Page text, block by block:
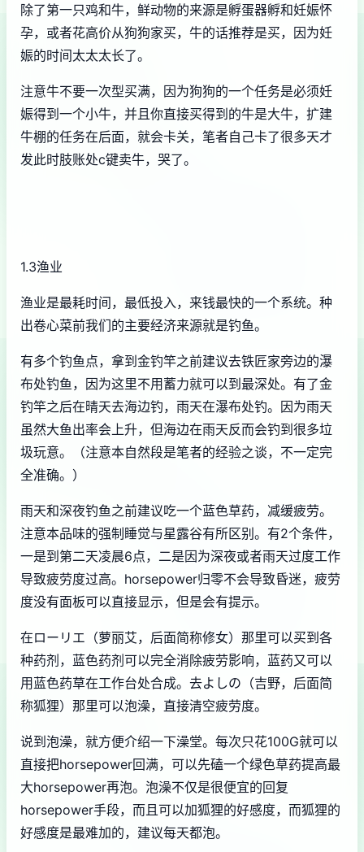
除了第一只鸡和牛，鲜动物的来源是孵蛋器孵和妊娠怀
孕，或者花高价从狗狗家买，牛的话推荐是买，因为妊
娠的时间太太太长了。
注意牛不要一次型买满，因为狗狗的一个任务是必须妊
娠得到一个小牛，并且你直接买得到的牛是大牛，扩建
牛棚的任务在后面，就会卡关，笔者自己卡了很多天才
发此时肢账处c键卖牛，哭了。
1.3渔业
渔业是最耗时间，最低投入，来钱最快的一个系统。种
出卷心菜前我们的主要经济来源就是钓鱼。
有多个钓鱼点，拿到金钓竿之前建议去铁匠家旁边的瀑
布处钓鱼，因为这里不用蓄力就可以到最深处。有了金
钓竿之后在晴天去海边钓，雨天在瀑布处钓。因为雨天
虽然大鱼出率会上升，但海边在雨天反而会钓到很多垃
圾玩意。（注意本自然段是笔者的经验之谈，不一定完
全准确。）
雨天和深夜钓鱼之前建议吃一个蓝色草药，减缓疲劳。
注意本品味的强制睡觉与星露谷有所区别。有2个条件，
一是到第二天凌晨6点，二是因为深夜或者雨天过度工作
导致疲劳度过高。horsepower归零不会导致昏迷，疲劳
度没有面板可以直接显示，但是会有提示。
在ローリエ（萝丽艾，后面简称修女）那里可以买到各
种药剂，蓝色药剂可以完全消除疲劳影响，蓝药又可以
用蓝色药草在工作台处合成。去よしの（吉野，后面简
称狐狸）那里可以泡澡，直接清空疲劳度。
说到泡澡，就方便介绍一下澡堂。每次只花100G就可以
直接把horsepower回满，可以先磕一个绿色草药提高最
大horsepower再泡。泡澡不仅是很便宜的回复
horsepower手段，而且可以加狐狸的好感度，而狐狸的
好感度是最难加的，建议每天都泡。